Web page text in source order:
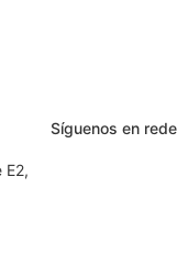
E2,
Síguenos en